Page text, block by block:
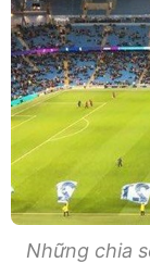
Những chia